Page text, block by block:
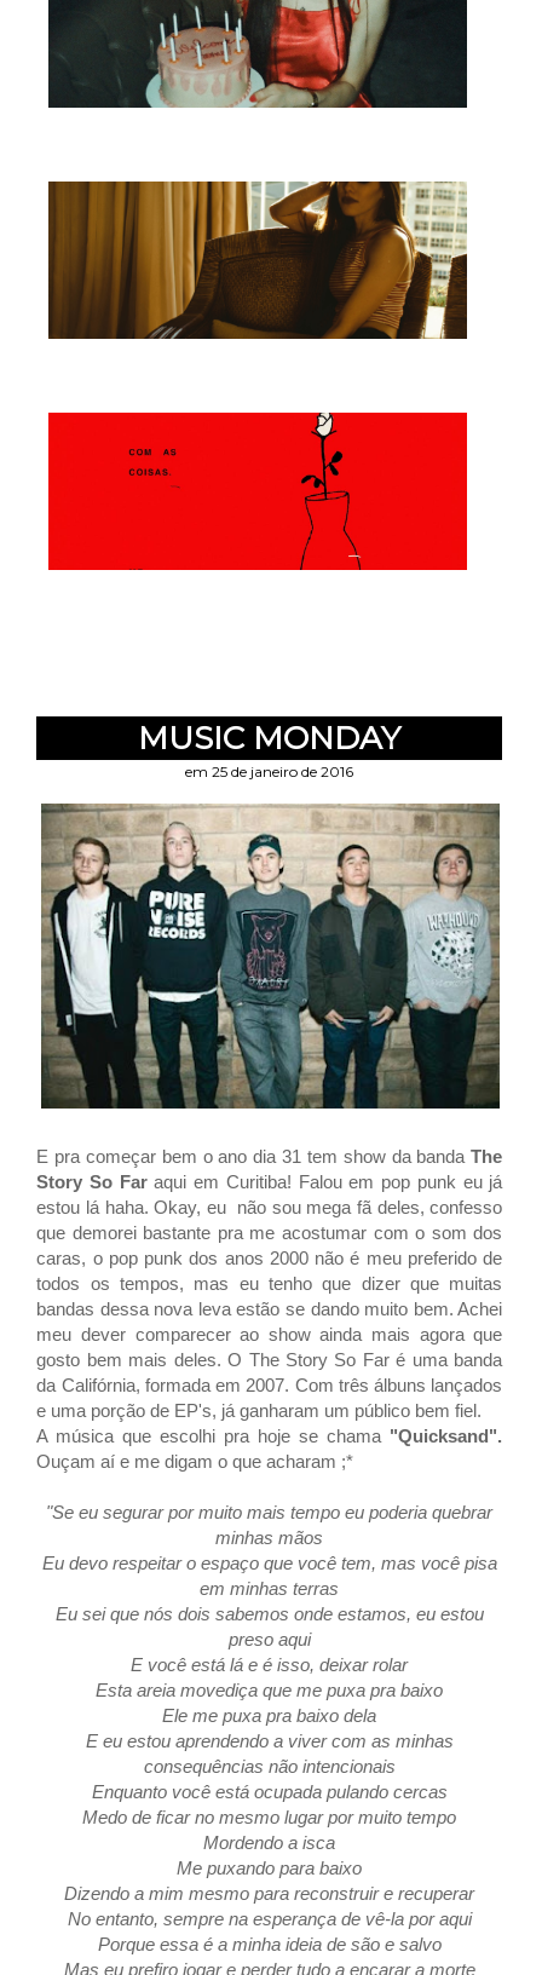
MUSIC MONDAY
em 25 de janeiro de 2016
E pra começar bem o ano dia 31 tem show da bandaThe
Story So Faraqui em Curitiba! Falou em pop punk eu já
estou lá haha. Okay, eu não sou mega fã deles, confesso
que demorei bastante pra me acostumar com o som dos
caras, o pop punk dos anos 2000 não é meu preferido de
todos os tempos, mas eu tenho que dizer que muitas
bandas dessa nova leva estão se dando muito bem. Achei
meu dever comparecer ao show ainda mais agora que
gosto bem mais deles. O The Story So Faré uma banda
da Califórnia, formada em 2007. Com três álbuns lançados
e uma porção de EP's, já ganharam um público bem fiel.
A música que escolhi pra hoje se chama "Quicksand".
Ouçam aí e me digam o que acharam ;*
"Se eu segurar por muito mais tempo eu poderia quebrar
minhas mãos
Eu devo respeitar o espaço que você tem, mas você pisa
em minhas terras
Eu sei que nós dois sabemos onde estamos, eu estou
preso aqui
E você está lá e é isso, deixar rolar
Esta areia movediça que me puxa pra baixo
Ele me puxa pra baixo dela
E eu estou aprendendo a viver com as minhas
consequências não intencionais
Enquanto você está ocupada pulando cercas
Medo de ficar no mesmo lugar por muito tempo
Mordendo a isca
Me puxando para baixo
Dizendo a mim mesmo para reconstruir e recuperar
No entanto, sempre na esperança de vê-la por aqui
Porque essa é a minha ideia de são e salvo
Mas eu prefiro jogar e perder tudo a encarar a morte